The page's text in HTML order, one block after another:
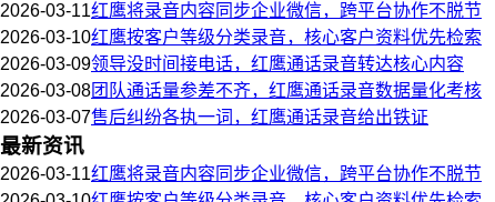
2026-03-11红鹰将录音内容同步企业微信，跨平台协作不脱节
2026-03-10红鹰按客户等级分类录音，核心客户资料优先检索
2026-03-09领导没时间接电话，红鹰通话录音转达核心内容
2026-03-08团队通话量参差不齐，红鹰通话录音数据量化考核
2026-03-07售后纠纷各执一词，红鹰通话录音给出铁证
最新资讯
2026-03-11红鹰将录音内容同步企业微信，跨平台协作不脱节